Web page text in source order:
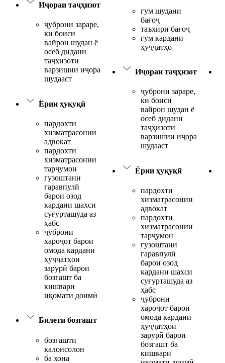
Иҷораи таҷҳизот
ҷуброни зараре,
ки боиси
вайрон шудан ё
осеб дидани
таҷҳизоти
варзишии иҷора
шудааст
Ёрии ҳуқуқӣ
пардохти
хизматрасонии
адвокат
пардохти
хизматрасонии
тарҷумон
гузоштани
гаравпулӣ
барои озод
кардани шахси
суғурташуда аз
ҳабс
ҷуброни
хароҷот барои
омода кардани
ҳуҷҷатҳои
зарурӣ барои
бозгашт ба
кишвари
иқомати доимӣ
Билети бозгашт
бозгашти
калонсолон
ба хона
гум шудани
бағоҷ
таъхири бағоҷ
гум кардани
ҳуҷҷатҳо
Иҷораи таҷҳизот
ҷуброни зараре,
ки боиси
вайрон шудан ё
осеб дидани
таҷҳизоти
варзишии иҷора
шудааст
Ёрии ҳуқуқӣ
пардохти
хизматрасонии
адвокат
пардохти
хизматрасонии
тарҷумон
гузоштани
гаравпулӣ
барои озод
кардани шахси
суғурташуда аз
ҳабс
ҷуброни
хароҷот барои
омода кардани
ҳуҷҷатҳои
зарурӣ барои
бозгашт ба
кишвари